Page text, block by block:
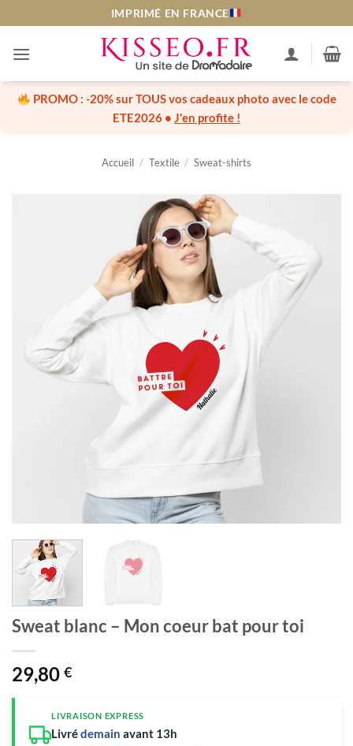
au
contenu
LIVRAISON EXPRESS J+1
PROMO : -20% sur TOUS vos cadeaux photo avec le code
ETE2026 • J'en profite !
Accueil / Textile / Sweat-shirts
Sweat blanc – Mon coeur bat pour toi
29,80 €
LIVRAISON EXPRESS
Livrédemain avant 13h